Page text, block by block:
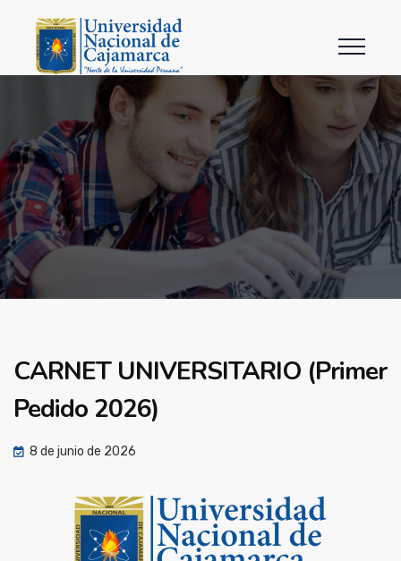
CARNET UNIVERSITARIO (Primer
Pedido 2026)
8 de junio de 2026